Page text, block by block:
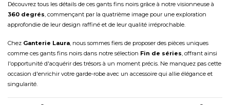
Découvrez tous les détails de ces gants fins noirs grâce à notre visionneuse à
360 degrés, commençant par la quatrième image pour une exploration
approfondie de leur design raffiné et de leur qualité irréprochable.
Chez Ganterie Laura, nous sommes fiers de proposer des pièces uniques
comme ces gants fins noirs dans notre sélection Fin de séries, offrant ainsi
l'opportunité d'acquérir des trésors à un moment précis. Ne manquez pas cette
occasion d'enrichir votre garde-robe avec un accessoire qui allie élégance et
singularité.